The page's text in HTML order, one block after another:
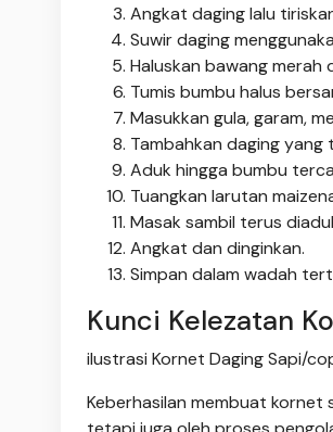
Angkat daging lalu
Suwir daging
Haluskan bawang merah
Tumis bumbu halus
Masukkan gula, garam,
Tambahkan daging yang
Aduk hingga bumbu
Tuangkan larutan
Masak sambil terus
Angkat dan dinginkan.
Simpan dalam wadah
Kunci Kelezatan
ilustrasi Kornet Daging Sapi/
Keberhasilan membuat